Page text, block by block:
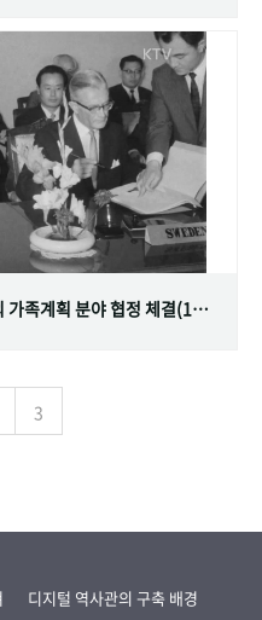
대한민국 정부와 스웨덴 정부 간의 가족계획 분야 협정 체결(1968.07.12)
3
디지털 역사관의 구축 배경